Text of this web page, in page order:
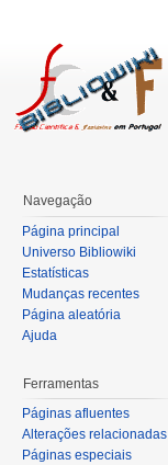
Navegação
Página principal
Universo Bibliowiki
Estatísticas
Mudanças recentes
Página aleatória
Ajuda
Ferramentas
Páginas afluentes
Alterações relacionadas
Páginas especiais